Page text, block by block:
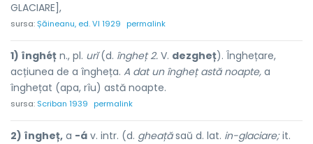
GLACIARE],
sursa:Șăineanu, ed. VI 1929 permalink
1) înghéț n., pl. urĭ(d. îngheț 2. V. dezgheț). Înghețare,
acțiunea de a îngheța. A dat un îngheț astă noapte, a
înghețat (apa, rîu) astă noapte.
sursa: Scriban 1939 permalink
2) îngheț, a -á v. intr. (d. gheațăsaŭ d. lat. in-glaciare;it.